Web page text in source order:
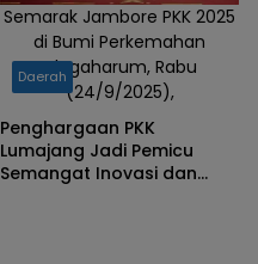
Semarak Jambore PKK 2025
di Bumi Perkemahan
Glagaharum, Rabu
(24/9/2025),
Daerah
Penghargaan PKK
Lumajang Jadi Pemicu
Semangat Inovasi dan